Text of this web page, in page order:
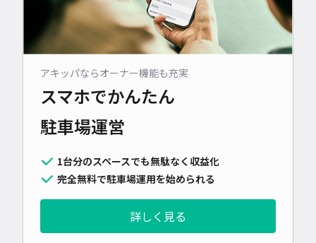
アキッパならオーナー機能も充実
スマホでかんたん
駐車場運営
1台分のスペースでも無駄なく収益化
完全無料で駐車場運用を始められる
詳しく見る